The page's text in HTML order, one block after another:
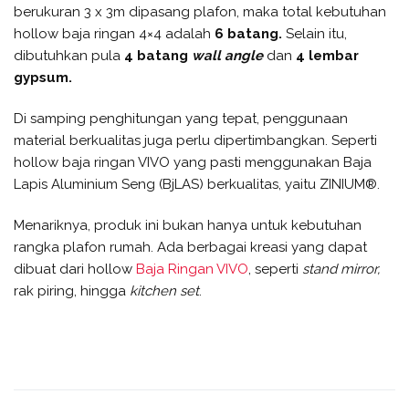
berukuran 3 x 3m dipasang plafon, maka total kebutuhan
hollow baja ringan 4×4 adalah 6 batang. Selain itu,
dibutuhkan pula 4 batang wall angle dan 4 lembar
gypsum.
Di samping penghitungan yang tepat, penggunaan
material berkualitas juga perlu dipertimbangkan. Seperti
hollow baja ringan VIVO yang pasti menggunakan Baja
Lapis Aluminium Seng (BjLAS) berkualitas, yaitu ZINIUM®.
Menariknya, produk ini bukan hanya untuk kebutuhan
rangka plafon rumah. Ada berbagai kreasi yang dapat
dibuat dari hollow Baja Ringan VIVO, seperti stand mirror,
rak piring, hingga kitchen set.